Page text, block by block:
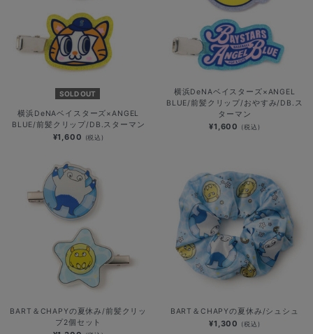
SOLD OUT
横浜DeNAベイスターズ×ANGEL
BLUE/前髪クリップ/DB.スターマン
¥1,600 (税込)
横浜DeNAベイスターズ×ANGEL
BLUE/前髪クリップ/おやすみ/DB.ス
ターマン
¥1,600 (税込)
BART＆CHAPYの夏休み/前髪クリッ
プ2個セット
BART＆CHAPYの夏休み/シュシュ
¥1,300 (税込)